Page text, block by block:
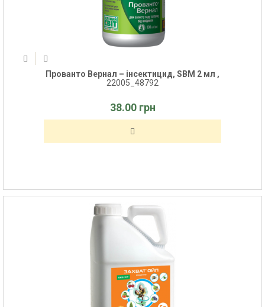
Прованто Вернал – інсектицид, SBM 2 мл ,
22005_48792
38.00 грн